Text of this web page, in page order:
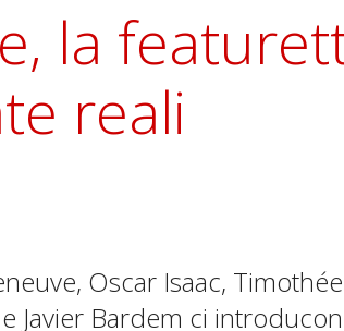
NEW WORLDSla
reali
Oscar Isaac,
Javier Bardem ci